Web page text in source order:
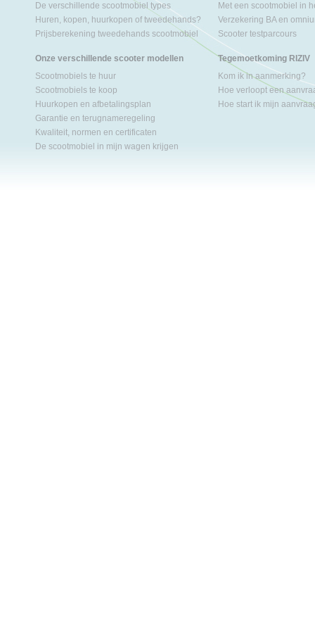
De verschillende scootmobiel types
Huren, kopen, huurkopen of tweedehands?
Prijsberekening tweedehands scootmobiel
Onze verschillende scooter modellen
Scootmobiels te huur
Scootmobiels te koop
Huurkopen en afbetalingsplan
Garantie en terugnameregeling
Kwaliteit, normen en certificaten
De scootmobiel in mijn wagen krijgen
Met een scootmobiel in
Verzekering BA en
Scooter testparcours
Tegemoetkoming RIZIV
Kom ik in aanmerking?
Hoe verloopt een
Hoe start ik mijn